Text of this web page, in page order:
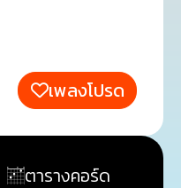
เพลงโปรด
ตารางคอร์ด